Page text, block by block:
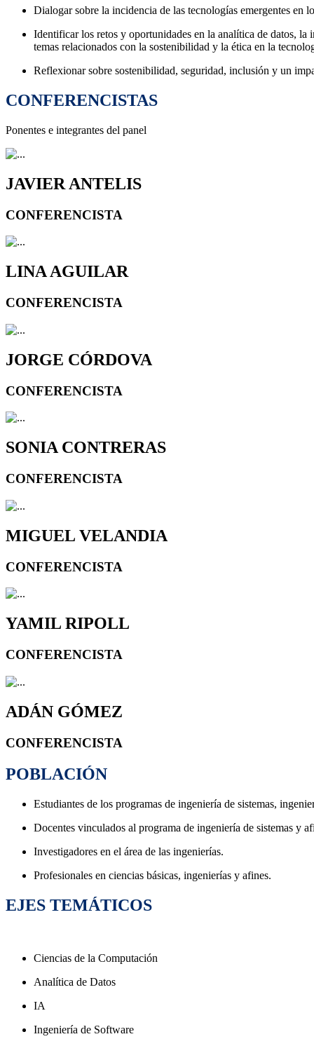
Dialogar sobre la incidencia de las tecnologías emergentes en
Identificar los retos y oportunidades en la analítica de datos,
temas relacionados con la sostenibilidad y la ética en la
Reflexionar sobre sostenibilidad, seguridad, inclusión y un
CONFERENCISTAS
Ponentes e integrantes del panel
JAVIER ANTELIS
CONFERENCISTA
LINA AGUILAR
CONFERENCISTA
JORGE CÓRDOVA
CONFERENCISTA
SONIA CONTRERAS
CONFERENCISTA
MIGUEL VELANDIA
CONFERENCISTA
YAMIL RIPOLL
CONFERENCISTA
ADÁN GÓMEZ
CONFERENCISTA
POBLACIÓN
Estudiantes de los programas de ingeniería de sistemas,
Docentes vinculados al programa de ingeniería de sistemas y
Investigadores en el área de las ingenierías.
Profesionales en ciencias básicas, ingenierías y afines.
EJES TEMÁTICOS
Ciencias de la Computación
Analítica de Datos
IA
Ingeniería de Software